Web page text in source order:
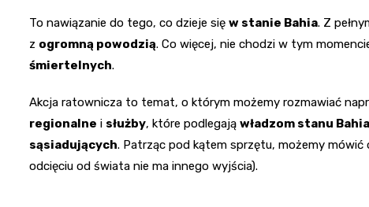
To nawiązanie do tego, co dzieje się w stanie Bahia. Z
z ogromną powodzią. Co więcej, nie chodzi w tym
śmiertelnych.
Akcja ratownicza to temat, o którym możemy rozmawiać
regionalne i służby, które podlegają władzom stanu Bahia
sąsiadujących. Patrząc pod kątem sprzętu, możemy mówić
odcięciu od świata nie ma innego wyjścia).